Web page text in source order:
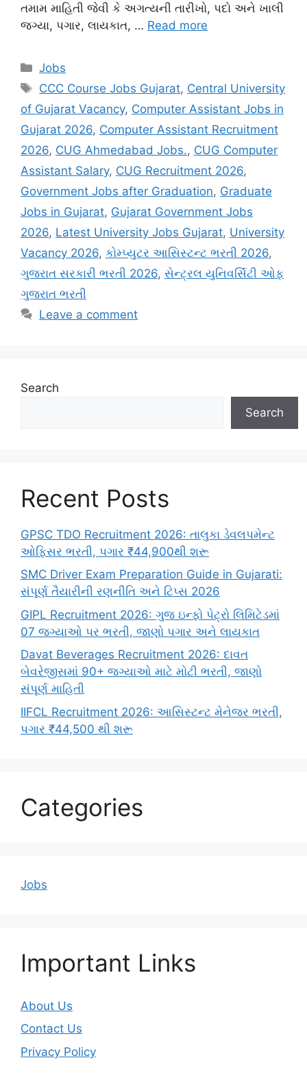
તમામ માહિતી જેવી કે અગત્યની તારીખો, પદો અને ખાલી
જગ્યા, પગાર, લાયકાત, … Read more
Categories
Jobs
Tags
CCC Course Jobs Gujarat, Central University
of Gujarat Vacancy, Computer Assistant Jobs in
Gujarat 2026, Computer Assistant Recruitment
2026, CUG Ahmedabad Jobs., CUG Computer
Assistant Salary, CUG Recruitment 2026,
Government Jobs after Graduation, Graduate
Jobs in Gujarat, Gujarat Government Jobs
2026, Latest University Jobs Gujarat, University
Vacancy 2026, કોમ્પ્યુટર આસિસ્ટન્ટ ભરતી 2026,
ગુજરાત સરકારી ભરતી 2026, સેન્ટ્રલ યુનિવર્સિટી ઓફ
ગુજરાત ભરતી
Leave a comment
Search
Search
Recent Posts
GPSC TDO Recruitment 2026: તાલુકા ડેવલપમેન્ટ
ઓફિસર ભરતી, પગાર ₹44,900થી શરૂ
SMC Driver Exam Preparation Guide in Gujarati:
સંપૂર્ણ તૈયારીની રણનીતિ અને ટિપ્સ 2026
GIPL Recruitment 2026: ગુજ ઇન્ફો પેટ્રો લિમિટેડમાં
07 જગ્યાઓ પર ભરતી, જાણો પગાર અને લાયકાત
Davat Beverages Recruitment 2026: દાવત
બેવરેજીસમાં 90+ જગ્યાઓ માટે મોટી ભરતી, જાણો
સંપૂર્ણ માહિતી
IIFCL Recruitment 2026: આસિસ્ટન્ટ મેનેજર ભરતી,
પગાર ₹44,500 થી શરૂ
Categories
Jobs
Important Links
About Us
Contact Us
Privacy Policy